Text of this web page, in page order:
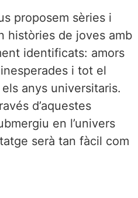
proposem sèries i
històries de joves amb
identificats: amors
i tot el
anys universitaris.
d’aquestes
en l’univers
serà tan fàcil com